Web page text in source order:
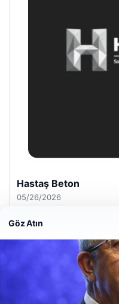
Prenses Night Club
04/29/2026
© 2026 ozdaily – Latest
Göz Atın